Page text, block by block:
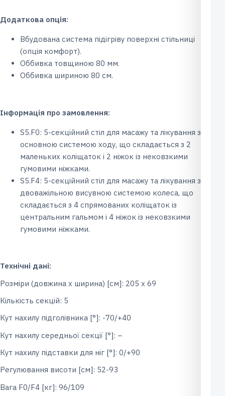
Додаткова опція:
Вбудована система підігріву поверхні стільниці
(опція комфорт).
Оббивка товщиною 80 мм.
Оббивка шириною 80 см.
Інформація про замовлення:
S5.F0: 5-секційний стіл для масажу та лікування з
основною системою ходу, що складається з 2
маленьких коліщаток і 2 ніжок із нековзкими
гумовими ніжками.
S5.F4: 5-секційний стіл для масажу та лікування з
двоважільною висувною системою колеса, що
складається з 4 спрямованих коліщаток із
центральним гальмом і 4 ніжок із нековзкими
гумовими ніжками.
Технічні дані:
Розміри (довжина x ширина) [см]: 205 х 69
Кількість секцій: 5
Кут нахилу підголівника [°]: -70/+40
Кут нахилу середньої секції [°]: –
Кут нахилу підставки для ніг [°]: 0/+90
Регулювання висоти [см]: 52-93
Вага F0/F4 [кг]: 96/109